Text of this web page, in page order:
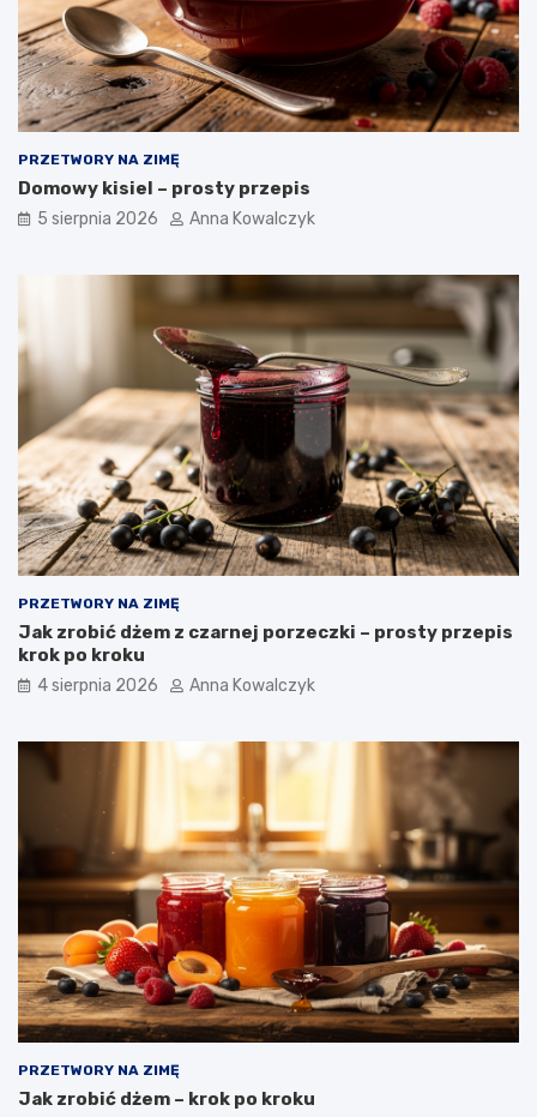
PRZETWORY NA ZIMĘ
Domowy kisiel – prosty przepis
5 sierpnia 2026 Anna Kowalczyk
PRZETWORY NA ZIMĘ
Jak zrobić dżem z czarnej porzeczki – prosty przepis
krok po kroku
4 sierpnia 2026 Anna Kowalczyk
PRZETWORY NA ZIMĘ
Jak zrobić dżem – krok po kroku